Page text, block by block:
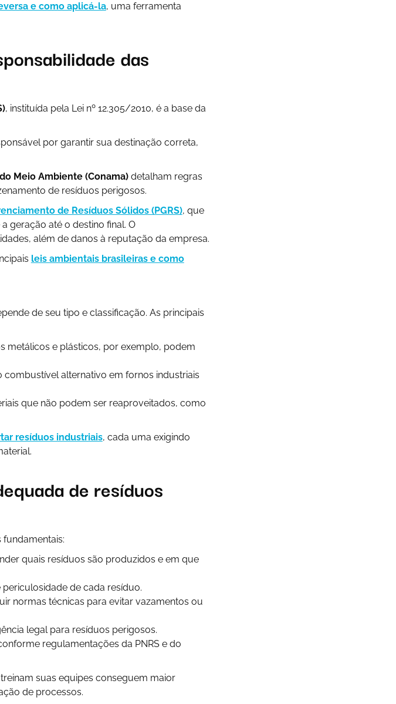
e como aplicá-la, uma ferramenta
das
, instituída pela Lei nº 12.305/2010, é a base da
por garantir sua destinação correta,
Meio Ambiente (Conama)detalham regras
de resíduos perigosos.
de Resíduos Sólidos (PGRS), que
geração até o destino final. O
além de danos à reputação da empresa.
leis ambientais brasileiras e como
de seu tipo e classificação. As principais
metálicos e plásticos, por exemplo, podem
combustível alternativo em fornos industriais
que não podem ser reaproveitados, como
resíduos industriais, cada uma exigindo
de resíduos
quais resíduos são produzidos e em que
de cada resíduo.
normas técnicas para evitar vazamentos ou
legal para resíduos perigosos.
regulamentações da PNRS e do
suas equipes conseguem maior
de processos.